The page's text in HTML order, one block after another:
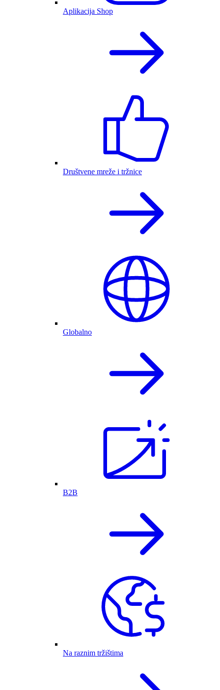
Aplikacija Shop
Društvene mreže i tržnice
Globalno
B2B
Na raznim tržištima